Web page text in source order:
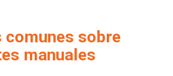
comunes sobre
manuales